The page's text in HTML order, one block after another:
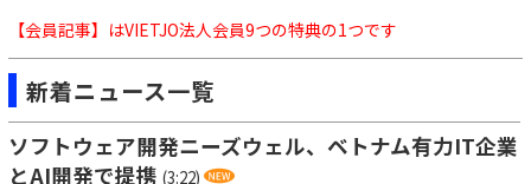
【会員記事】はVIETJO法人会員9つの特典の1つです
新着ニュース一覧
ソフトウェア開発ニーズウェル、ベトナム有力IT企業
とAI開発で提携 (3:22)